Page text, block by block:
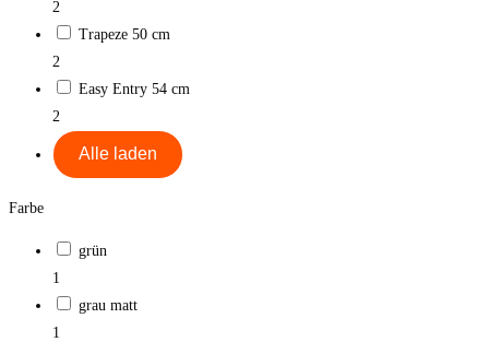
2
Trapeze 50 cm
2
Easy Entry 54 cm
2
Alle laden
Farbe
grün
1
grau matt
1